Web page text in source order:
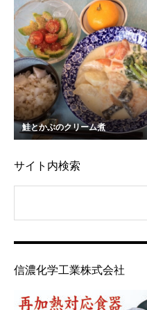
鮭とかぶのクリーム煮
サイト内検索
信濃化学工業株式会社